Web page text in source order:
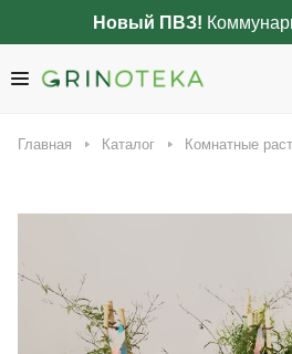
Новый ПВЗ!
Главная Каталог Комнатные